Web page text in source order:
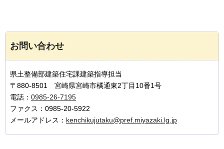
お問い合わせ
県土整備部建築住宅課建築指導担当
〒880-8501 宮崎県宮崎市橘通東2丁目10番1号
電話： 0985-26-7195
ファクス：0985-20-5922
メールアドレス： kenchikujutaku@pref.miyazaki.lg.jp